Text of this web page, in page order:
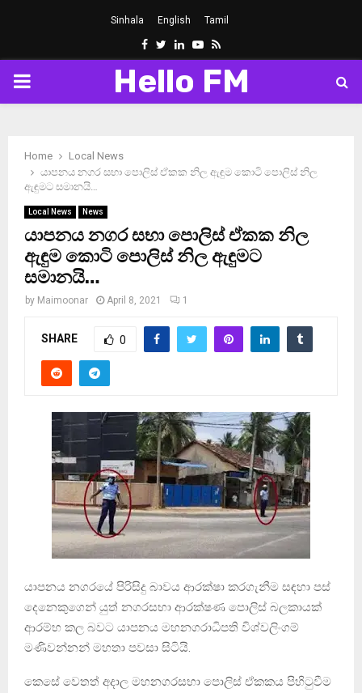
Sinhala English Tamil
Facebook
Twitter
LinkedinYoutube
Rss
PRIMARY
Hello FM
Home
Local News
යාපනය නගර සභා පොලිස් ඒකක නිල ඇඳුම කොටි පොලිස් නිල
ඇඳුමට සමානයි…
Local News News
යාපනය නගර සභා පොලිස් ඒකක නිල
ඇඳුම කොටි පොලිස් නිල ඇඳුමට
සමානයි…
by Maimoonar April 8, 2021 1
SHARE 0
යාපනය නගරයේ පිරිසිදු බාවය ආරක්ෂා කරගැනීම සඳහා පස්
දෙනෙකුගෙන් යුත් නගරසභා ආරක්ෂණ පොලිස් බලකායක්
ආරම්භ කල බවට යාපනය මහනගරාධිපති විශ්වලිංගම්
මණිවන්නන් මහතා පවසා සිටියි.
කෙසේ වෙතත් අදාල මහනගරසභා පොලිස් ඒකකය පිහිටුවීම